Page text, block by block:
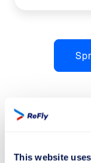
This website
Znajomość
lepiej